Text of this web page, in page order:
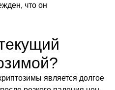
что он
является долгое